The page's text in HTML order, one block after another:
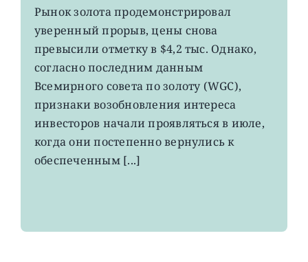
GLD,
GDX:
деньги
начал
в
золотые
Рынок золота продемонстрировал
уверенный прорыв, цены снова
превысили отметку в $4,2 тыс. Однако,
согласно последним данным
Всемирного совета по золоту (WGC),
признаки возобновления интереса
инвесторов начали проявляться в июле,
когда они постепенно вернулись к
обеспеченным [...]